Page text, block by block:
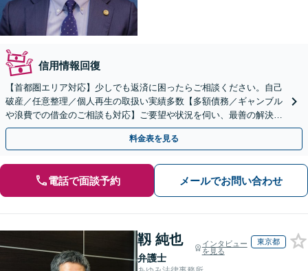
信用情報回復
【首都圏エリア対応】少しでも返済に困ったらご相談ください。自己
破産／任意整理／個人再生の取扱い実績多数【多額債務／ギャンブル
や浪費での借金のご相談も対応】ご要望や状況を伺い、最善の解決を
目指します
料金表を見る
電話で面談予約 メールでお問い合わせ
靱 純也
弁護士
インタビュー
を見る
東京都